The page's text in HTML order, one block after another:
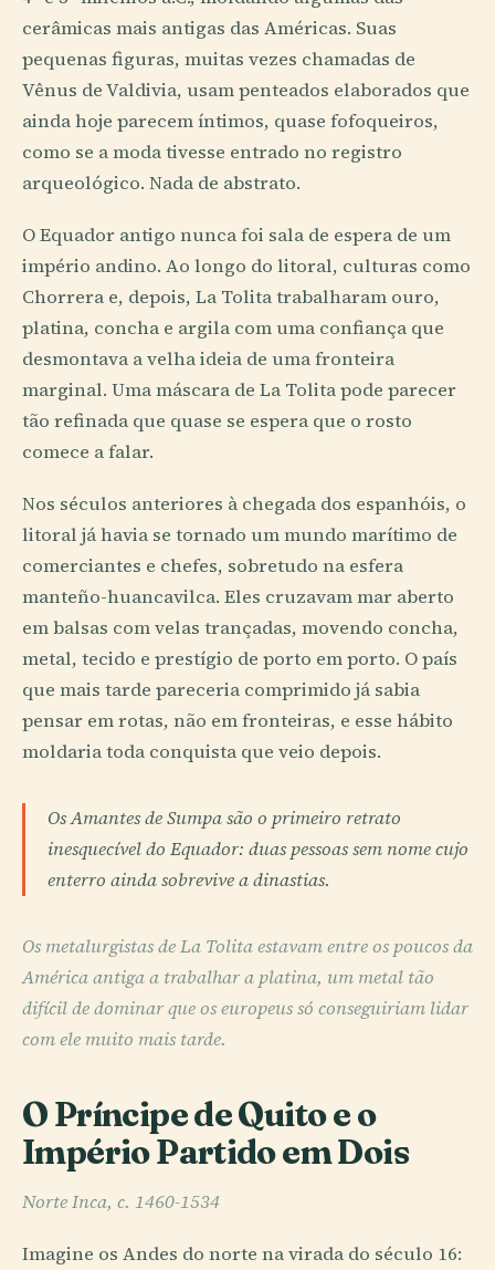
cerâmicas mais antigas das Américas. Suas
pequenas figuras, muitas vezes chamadas de
Vênus de Valdivia, usam penteados elaborados que
ainda hoje parecem íntimos, quase fofoqueiros,
como se a moda tivesse entrado no registro
arqueológico. Nada de abstrato.
O Equador antigo nunca foi sala de espera de um
império andino. Ao longo do litoral, culturas como
Chorrera e, depois, La Tolita trabalharam ouro,
platina, concha e argila com uma confiança que
desmontava a velha ideia de uma fronteira
marginal. Uma máscara de La Tolita pode parecer
tão refinada que quase se espera que o rosto
comece a falar.
Nos séculos anteriores à chegada dos espanhóis, o
litoral já havia se tornado um mundo marítimo de
comerciantes e chefes, sobretudo na esfera
manteño-huancavilca. Eles cruzavam mar aberto
em balsas com velas trançadas, movendo concha,
metal, tecido e prestígio de porto em porto. O país
que mais tarde pareceria comprimido já sabia
pensar em rotas, não em fronteiras, e esse hábito
moldaria toda conquista que veio depois.
Os Amantes de Sumpa são o primeiro retrato
inesquecível do Equador: duas pessoas sem nome cujo
enterro ainda sobrevive a dinastias.
Os metalurgistas de La Tolita estavam entre os poucos da
América antiga a trabalhar a platina, um metal tão
difícil de dominar que os europeus só conseguiriam lidar
com ele muito mais tarde.
O Príncipe de Quito e o
Império Partido em Dois
Norte Inca, c. 1460-1534
Imagine os Andes do norte na virada do século 16: